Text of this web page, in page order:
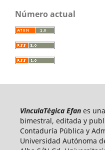
Número actual
VinculaTégica Efanes
bimestral, editada y
Contaduría Pública y
Universidad Autónoma